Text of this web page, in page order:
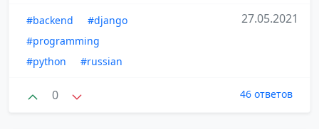
#backend
#django
#programming
#python
#russian
27.05.2021
0 46 ответов